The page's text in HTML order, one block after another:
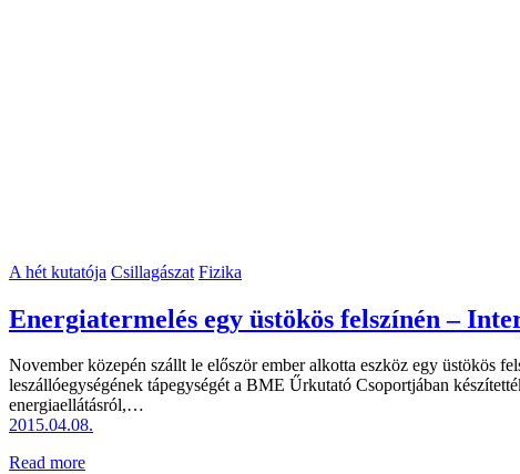
A hét kutatója Csillagászat Fizika
Energiatermelés egy üstökös felszínén –
November közepén szállt le először ember alkotta eszköz egy üstökös
leszállóegységének tápegységét a BME Űrkutató Csoportjában
energiaellátásról,…
2015.04.08.
Read more